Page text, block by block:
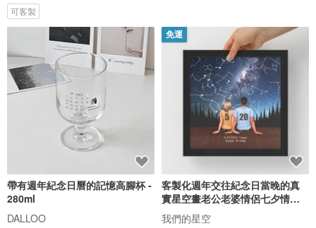
可客製
帶有週年紀念日曆的記憶高腳杯 -
280ml
DALLOO
免運
客製化週年交往紀念日當晚的真
實星空畫老公老婆情侶七夕情人
節禮
我們的星空